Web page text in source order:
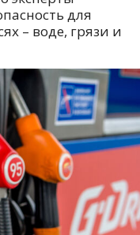
для
– воде, грязи и